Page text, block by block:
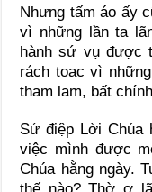
Nhưng tấm áo ấy
vì những lần ta
hành sứ vụ được
rách toạc vì
tham lam, bất
Sứ điệp Lời Chúa
việc mình được
Chúa hằng ngày.
thế nào? Thờ ơ